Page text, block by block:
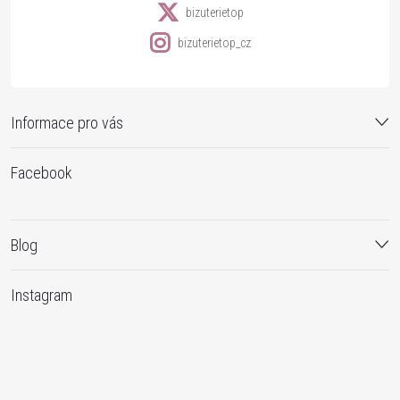
Informace pro vás
bizuterietop
bizuterietop_cz
Facebook
Blog
Instagram